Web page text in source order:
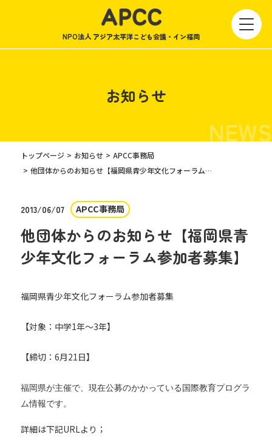
NPO法人 アジア太平洋こども会議・イン福岡
お知らせ
NEWS
トップページ お知らせ
APCC事務局
他団体からのお知らせ【福岡県青少年文化フォーラム参加者募集】
2013/06/07 APCC事務局
他団体からのお知らせ【福岡県青
少年文化フォーラム参加者募集】
福岡県青少年文化フォーラム参加者募集
【対象：中学1年～3年】
【締切：6月21日】
福岡県が主催で、現在公募のかかっている国際教育プログラ
ム情報です。
詳細は下記URLより；